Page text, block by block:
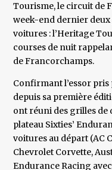
Tourisme, le circuit de
week-end dernier deux
voitures : l’Heritage
courses de nuit
de Francorchamps.
Confirmant l’essor pris
depuis sa première
ont réuni des grilles de
plateau Sixties’
voitures au départ (AC
Chevrolet Corvette,
Endurance Racing